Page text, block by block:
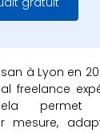
à Lyon en
freelance
permet
mesure,